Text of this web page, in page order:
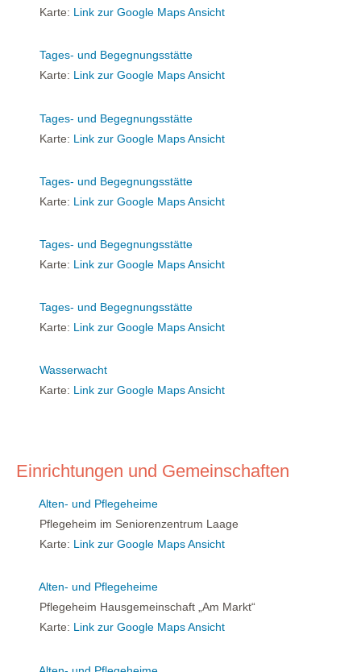
Karte: Link zur Google Maps Ansicht
Tages- und Begegnungsstätte
Karte: Link zur Google Maps Ansicht
Tages- und Begegnungsstätte
Karte: Link zur Google Maps Ansicht
Tages- und Begegnungsstätte
Karte: Link zur Google Maps Ansicht
Tages- und Begegnungsstätte
Karte: Link zur Google Maps Ansicht
Tages- und Begegnungsstätte
Karte: Link zur Google Maps Ansicht
Wasserwacht
Karte: Link zur Google Maps Ansicht
Einrichtungen und Gemeinschaften
Alten- und Pflegeheime
Pflegeheim im Seniorenzentrum Laage
Karte: Link zur Google Maps Ansicht
Alten- und Pflegeheime
Pflegeheim Hausgemeinschaft „Am Markt“
Karte: Link zur Google Maps Ansicht